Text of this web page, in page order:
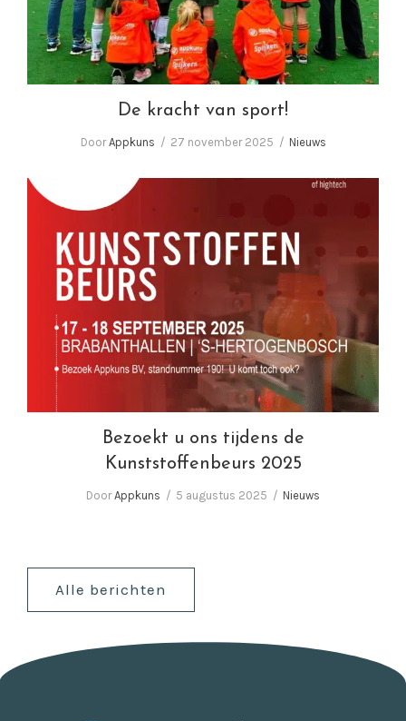
De kracht van sport!
DoorAppkuns 27 november 2025 Nieuws
Bezoekt u ons tijdens de Kunststoffenbeurs
Bezoekt u ons tijdens de
Kunststoffenbeurs 2025
DoorAppkuns 5 augustus 2025 Nieuws
Alle berichten